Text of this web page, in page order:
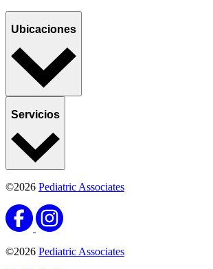
Ubicaciones
Servicios
©2026 Pediatric Associates
©2026 Pediatric Associates